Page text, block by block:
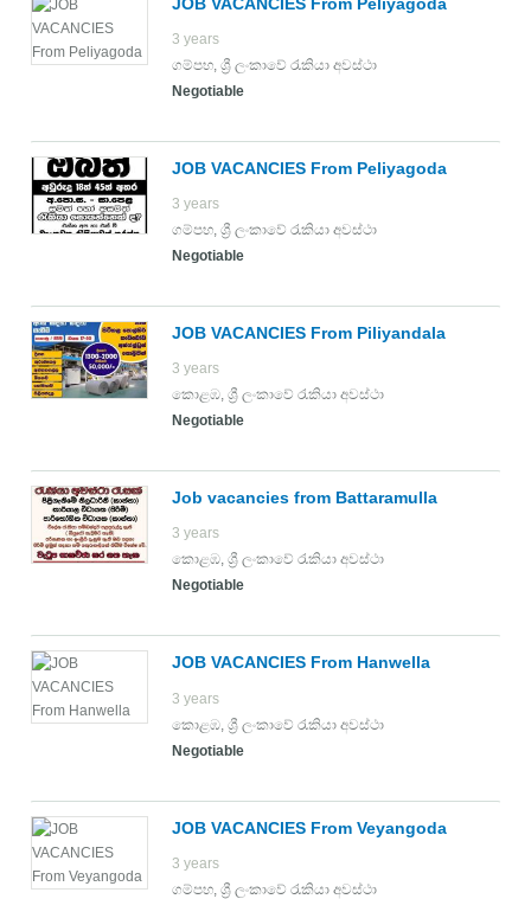
JOB VACANCIES From Peliyagoda
3 years
ගම්පහ, ශ්‍රී ලංකාවේ රැකියා අවස්ථා
Negotiable
JOB VACANCIES From Peliyagoda
3 years
ගම්පහ, ශ්‍රී ලංකාවේ රැකියා අවස්ථා
Negotiable
JOB VACANCIES From Piliyandala
3 years
කොළඹ, ශ්‍රී ලංකාවේ රැකියා අවස්ථා
Negotiable
Job vacancies from Battaramulla
3 years
කොළඹ, ශ්‍රී ලංකාවේ රැකියා අවස්ථා
Negotiable
JOB VACANCIES From Hanwella
3 years
කොළඹ ශ්‍රී ලංකාවේ රැකියා අවස්ථා
Negotiable
JOB VACANCIES From Veyangoda
3 years
ගම්පහ, ශ්‍රී ලංකාවේ රැකියා අවස්ථා